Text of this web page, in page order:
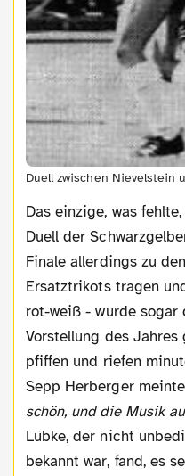
Duell zwischen Nievelstein
Das einzige, was fehlte, war ein gutes Spiel. Das
Duell der
Finale allerdings zu
Ersatztrikots tragen
rot-weiß - wurde sogar
Vorstellung des Jahres
pfiffen und riefen
Sepp Herberger
schön, und die Musik
Lübke, der nicht
bekannt war, fand, es